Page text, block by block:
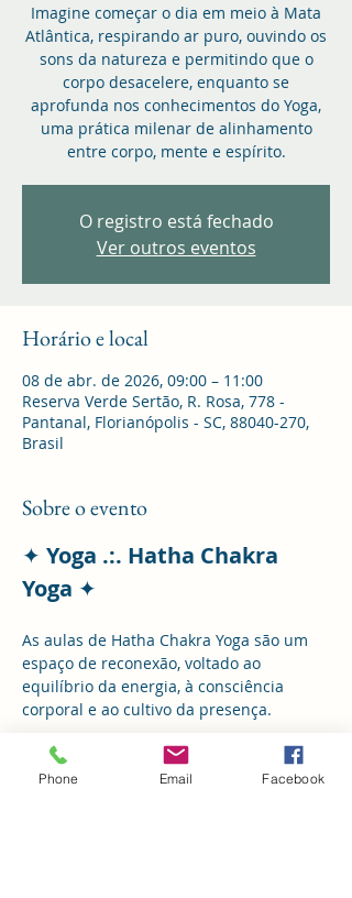
Imagine começar o dia em meio à Mata
Atlântica, respirando ar puro, ouvindo os
sons da natureza e permitindo que o
corpo desacelere, enquanto se
aprofunda nos conhecimentos do Yoga,
uma prática milenar de alinhamento
entre corpo, mente e espírito.
O registro está fechado
Ver outros eventos
Horário e local
08 de abr. de 2026, 09:00 – 11:00
Reserva Verde Sertão, R. Rosa, 778 -
Pantanal, Florianópolis - SC, 88040-270,
Brasil
Sobre o evento
✦ Yoga .:. Hatha Chakra
Yoga ✦
As aulas de Hatha Chakra Yoga são um
espaço de reconexão, voltado ao
equilíbrio da energia, à consciência
corporal e ao cultivo da presença.
Um encontro para cuidar do corpo,
acalmar a mente e simplesmente estar.
Phone Email Facebook